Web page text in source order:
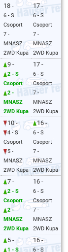
18 -
6 - S
Csoport
7 -
MNASZ
2WD Kupa
17 -
6 - S
Csoport
7 -
MNASZ
2WD Kupa
9 -
2 - S
Csoport
2 -
MNASZ
2WD Kupa
17 -
6 - S
Csoport
7 -
MNASZ
2WD Kupa
10 -
4 - S
Csoport
5 -
MNASZ
2WD Kupa
16 -
6 - S
Csoport
7 -
MNASZ
2WD Kupa
7 -
2 - S
Csoport
2 -
MNASZ
2WD Kupa
16 -
6 - S
Csoport
7 -
MNASZ
2WD Kupa
5 -
1 - S
16 -
6 - S